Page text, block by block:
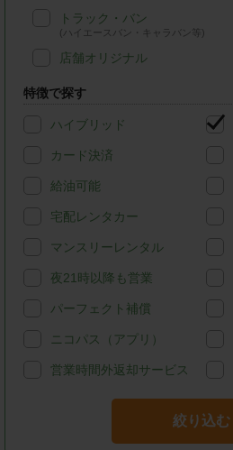
トラック・バン
(ハイエースバン・キャラバン等)
店舗オリジナル
特徴で探す
ハイブリッド
カード決済
給油可能
宅配レンタカー
マンスリーレンタル
夜21時以降も営業
パーフェクト補償
ニコパス（アプリ）
営業時間外返却サービス
絞り込む